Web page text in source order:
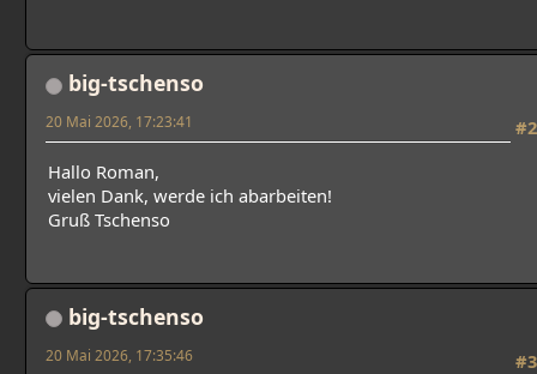
big-tschenso
#2
20 Mai 2026, 17:23:41
Hallo Roman,
vielen Dank, werde ich abarbeiten!
Gruß Tschenso
big-tschenso
#3
20 Mai 2026, 17:35:46